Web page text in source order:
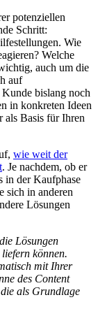
potenziellen
Schritt:
Wie
Welche
auch um die
auf
bislang noch
in konkreten Ideen
als Basis für Ihren
wie weit der
. Je nachdem, ob er
in der Kaufphase
sich in anderen
Lösungen
Lösungen
können.
mit Ihrer
des Content
als Grundlage